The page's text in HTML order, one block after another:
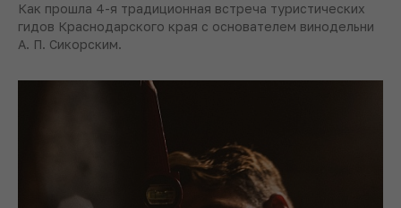
Как прошла 4-я традиционная встреча туристических
гидов Краснодарского края с основателем винодельни
А. П. Сикорским.